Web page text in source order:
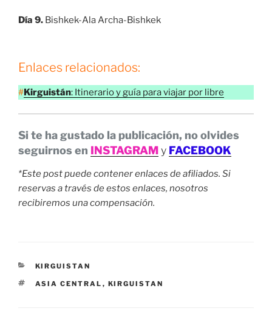
Día 9. Bishkek-Ala Archa-Bishkek
Enlaces relacionados:
#Kirguistán: Itinerario y guía para viajar por libre
Si te ha gustado la publicación, no olvides
seguirnos en INSTAGRAMy FACEBOOK
*Este post puede contener enlaces de afiliados. Si
reservas a través de estos enlaces, nosotros
recibiremos una compensación.
CATEGORÍAS
KIRGUISTAN
ETIQUETAS
ASIA CENTRAL , KIRGUISTAN